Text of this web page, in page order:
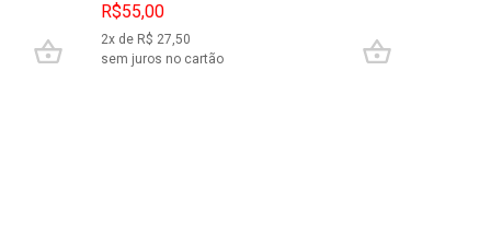
R$55,00
2x de R$ 27,50
sem juros no cartão